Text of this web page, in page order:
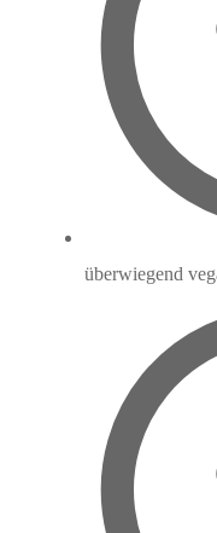
überwiegend